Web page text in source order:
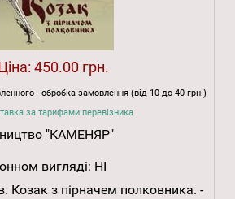
450.00 грн.
- обробка замовлення (від 10 до 40 грн.)
за тарифами перевізника
"КАМЕНЯР"
вигляді: НІ
Козак з пірначем полковника. -